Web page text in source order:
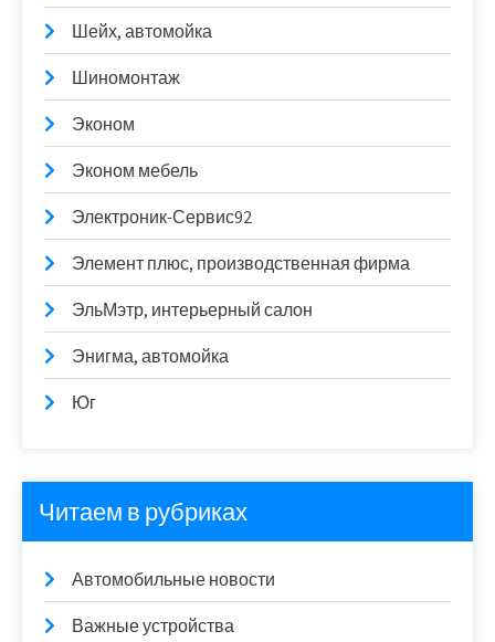
Шейх, автомойка
Шиномонтаж
Эконом
Эконом мебель
Электроник-Сервис92
Элемент плюс, производственная фирма
ЭльМэтр, интерьерный салон
Энигма, автомойка
Юг
Читаем в рубриках
Автомобильные новости
Важные устройства